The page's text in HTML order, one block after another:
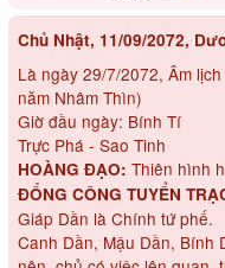
Chủ Nhật, 11/09/2072,
Là ngày 29/7/2072, Âm
năm Nhâm Thìn)
Giờ đầu ngày: Bính Tí
Trực Phá - Sao Tinh
HOÀNG ĐẠO: Thiên hình
ĐỔNG CÔNG TUYỂN
Giáp Dần là Chính tứ phế.
Canh Dần, Mậu Dần, Bính